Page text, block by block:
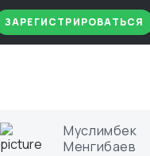
ЗАРЕГИСТРИРОВАТЬСЯ
Муслимбек
Менгибаев